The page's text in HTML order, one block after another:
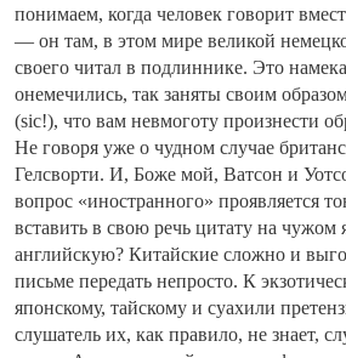
понимаем, когда человек говорит
— он там, в этом мире великой
своего читал в подлиннике. Это
онемечились, так заняты своим
(sic!), что вам невмоготу произнести
Не говоря уже о чудном случае
Гелсворти. И, Боже мой, Ватсон и
вопрос «иностранного» проявляется
вставить в свою речь цитату на чужом
английскую? Китайские сложно и
письме передать непросто. К
японскому, тайскому и суахили
слушатель их, как правило, не знает,